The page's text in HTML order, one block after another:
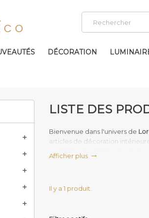
DÉCORATION





LISTE DES
Bienvenue dans l'univers de
articles de décoration
produits non seulement
l'environnement. C'est
offrant ainsi une praticité
Afficher plus 
Il y a 1 produit.